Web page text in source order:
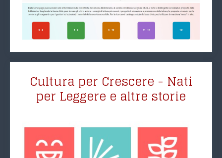
Cultura per Crescere - Nati
per Leggere e altre storie